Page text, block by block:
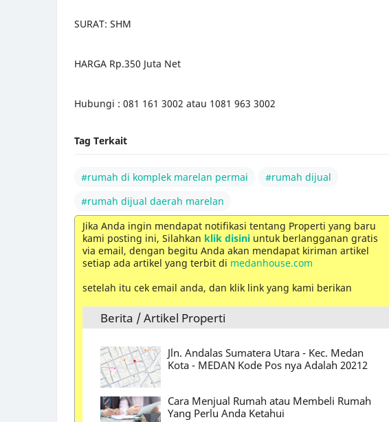
SURAT: SHM
HARGA Rp.350 Juta Net
Hubungi : 081 161 3002 atau 1081 963 3002
Tag Terkait
#rumah di komplek marelan permai
#rumah dijual
#rumah dijual daerah marelan
Jika Anda ingin mendapat notifikasi tentang Properti yang baru
kami posting ini, Silahkan klik disini untuk berlangganan gratis
via email, dengan begitu Anda akan mendapat kiriman artikel
setiap ada artikel yang terbit di medanhouse.com
setelah itu cek email anda, dan klik link yang kami berikan
Berita / Artikel Properti
Jln. Andalas Sumatera Utara - Kec. Medan
Kota - MEDAN Kode Pos nya Adalah 20212
Cara Menjual Rumah atau Membeli Rumah
Yang Perlu Anda Ketahui